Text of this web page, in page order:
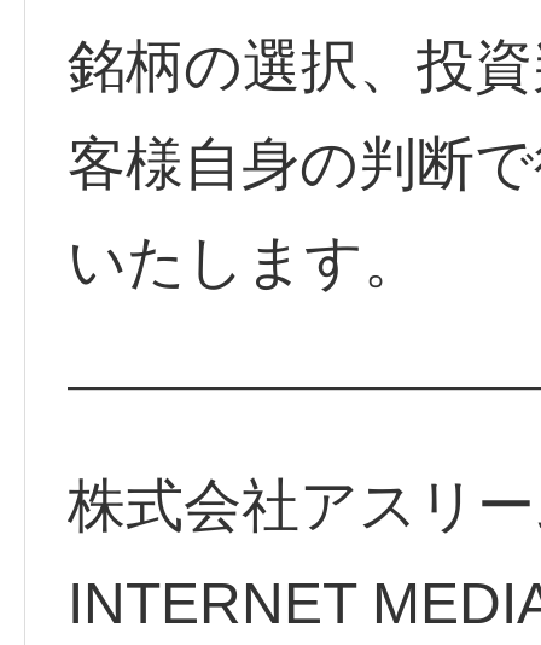
銘柄の選択、投
客様自身の判断
いたします。
株式会社アスリ
INTERNET